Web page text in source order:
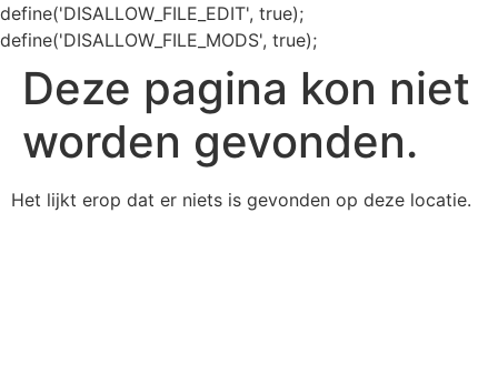
define('DISALLOW_FILE_EDIT', true);
define('DISALLOW_FILE_MODS', true);
Deze pagina kon niet
worden gevonden.
Het lijkt erop dat er niets is gevonden op deze locatie.